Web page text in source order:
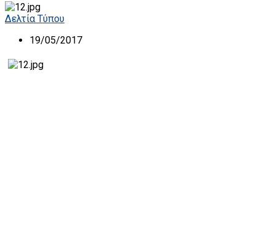
Δελτία Τύπου
19/05/2017